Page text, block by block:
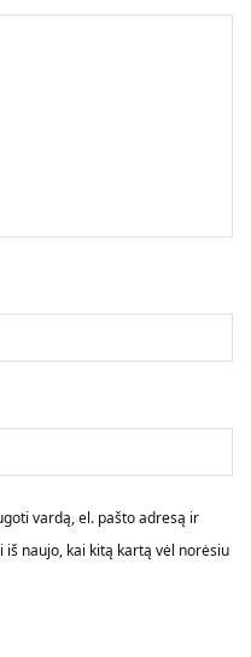
vardą, el. pašto adresą ir
naujo, kai kitą kartą vėl norėsiu